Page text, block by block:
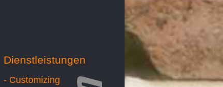
Dienstleistungen
- Customizing